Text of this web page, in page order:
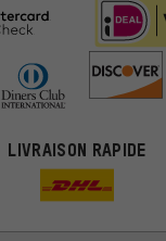
LIVRAISON RAPIDE